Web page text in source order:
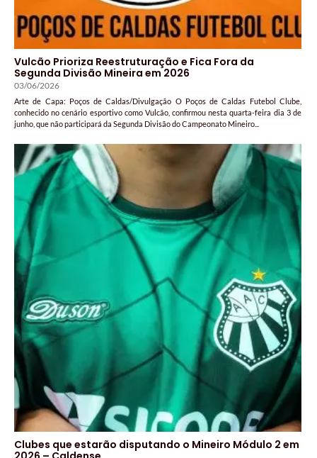
Vulcão Prioriza Reestruturação e Fica Fora da
Segunda Divisão Mineira em 2026
03/06/2026
Arte de Capa: Poços de Caldas/Divulgação O Poços de Caldas Futebol Clube,
conhecido no cenário esportivo como Vulcão, confirmou nesta quarta-feira dia 3 de
junho, que não participará da Segunda Divisão do Campeonato Mineiro...
Clubes que estarão disputando o Mineiro Módulo 2 em